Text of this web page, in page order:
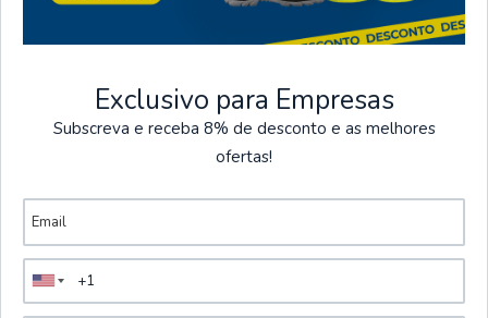
Récemment consulté
Exclusivo para Empresas
Subscreva e receba 8% de desconto e as melhores
ofertas!